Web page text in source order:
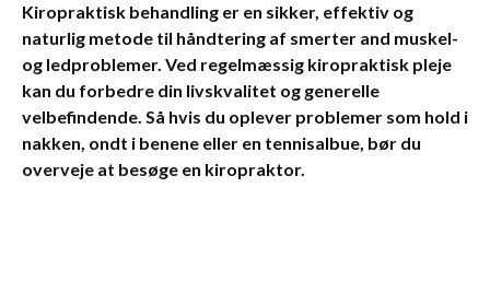
Kiropraktisk behandling er en sikker, effektiv og
naturlig metode til håndtering af smerter and muskel-
og ledproblemer. Ved regelmæssig kiropraktisk pleje
kan du forbedre din livskvalitet og generelle
velbefindende. Så hvis du oplever problemer som hold i
nakken, ondt i benene eller en tennisalbue, bør du
overveje at besøge en kiropraktor.